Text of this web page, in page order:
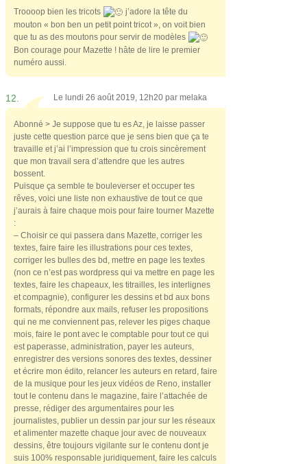
Troooop bien les tricots
j’adore la tête du
mouton « bon ben un petit point tricot », on voit bien
que tu as des moutons pour servir de modèles
Bon courage pour Mazette ! hâte de lire le premier
numéro aussi.
12. Le lundi 26 août 2019, 12h20 par melaka
Abonné > Je suppose que tu es Az, je laisse passer
juste cette question parce que je sens bien que ça te
travaille et j’ai l’impression que tu crois sincèrement
que mon travail sera d’attendre que les autres
bossent.
Puisque ça semble te bouleverser et occuper tes
rêves, voici une liste non exhaustive de tout ce que
j’aurais à faire chaque mois pour faire tourner Mazette
:
– Choisir ce qui passera dans Mazette, corriger les
textes, faire faire les illustrations pour ces textes,
corriger les bulles des bd, mettre en page les textes
(non ce n’est pas wordpress qui va mettre en page les
textes, faire les chapeaux, les titrailles, les interlignes
et compagnie), configurer les dessins et bd aux bons
formats, répondre aux mails, refuser les propositions
qui ne me conviennent pas, relever les piges chaque
mois, faire le pont avec le comptable pour tout ce qui
est paperasse, administration, payer les auteurs,
enregistrer des versions sonores des textes, dessiner
et écrire mon édito, relancer les auteurs en retard, faire
de la musique pour les jeux vidéos de Reno, installer
tout le contenu dans le magazine, faire l’attachée de
presse, rédiger des argumentaires pour les
journalistes, publier un dessin par jour sur les réseaux
et alimenter mazette chaque jour avec de nouveaux
dessins, être toujours vigilante sur le contenu dont je
suis 100% responsable juridiquement, faire les calculs